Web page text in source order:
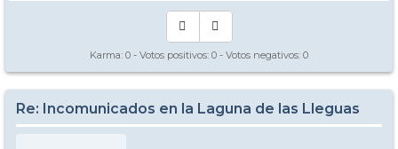
Karma: 0 - Votos positivos: 0 - Votos negativos: 0
Re: Incomunicados en la Laguna de las Lleguas